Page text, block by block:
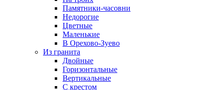
Памятники-часовни
Недорогие
Цветные
Маленькие
В Орехово-Зуево
Из гранита
Двойные
Горизонтальные
Вертикальные
С крестом